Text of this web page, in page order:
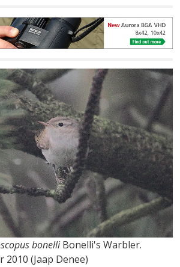
bonelliBonelli's Warbler.
(Jaap Denee)